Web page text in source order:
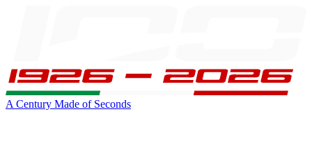
A Century Made of Seconds